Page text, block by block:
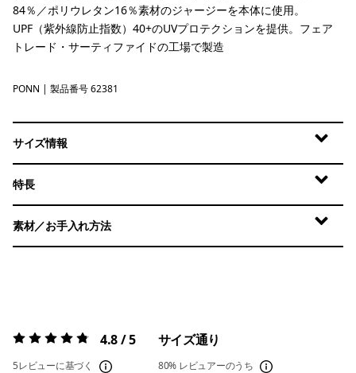
84％／ポリウレタン16％素材のジャージーを本体に使用。
UPF（紫外線防止指数）40+のUVプロテクションを提供。フェア
トレード・サーティファイドの工場で製造
P-6 Logo: New Navy
PONN | 製品番号 62381
サイズ情報
特長
素材／お手入れ方法
評価:4.8 / 5 4.8 / 5
5レビューに基づく
サイズ通り
80% レビュアーのうち